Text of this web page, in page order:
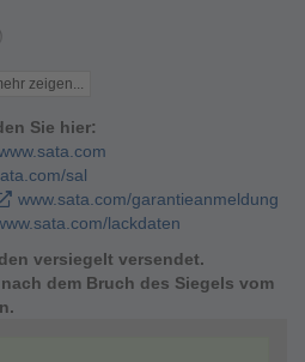
zeigen...
Sie hier:
sal
www.sata.com/garantieanmeldung
lackdaten
versiegelt versendet.
dem Bruch des Siegels vom